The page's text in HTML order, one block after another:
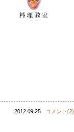
コメント(2)
2012.09.25